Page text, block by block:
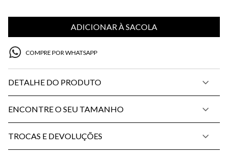
ADICIONAR À SACOLA
COMPRE POR WHATSAPP
DETALHE DO PRODUTO
ENCONTRE O SEU TAMANHO
TROCAS E DEVOLUÇÕES